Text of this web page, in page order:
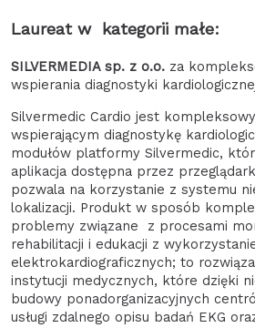
Laureat w kategorii małe:
SILVERMEDIA sp. z o.o. za
wspierania diagnostyki
Silvermedic Cardio jest
wspierającym diagnostykę
modułów platformy Silvermedic,
aplikacja dostępna przez
pozwala na korzystanie z systemu
lokalizacji. Produkt w sposób
problemy związane z procesami
rehabilitacji i edukacji z
elektrokardiograficznych; to
instytucji medycznych, które dzięki
budowy ponadorganizacyjnych
usługi zdalnego opisu badań EKG